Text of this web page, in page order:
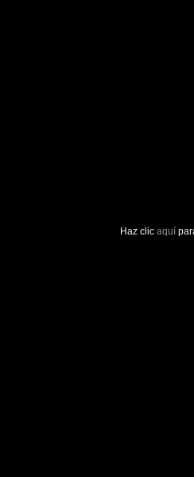
Haz clic aquí